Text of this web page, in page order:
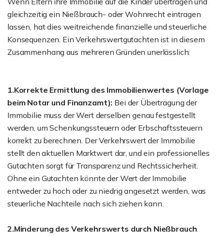
gleichzeitig ein Nießbrauch- oder Wohnrecht eintragen
lassen, hat dies weitreichende finanzielle und steuerliche
Konsequenzen. Ein Verkehrswertgutachten ist in diesem
Zusammenhang aus mehreren Gründen unerlässlich:
1.Korrekte Ermittlung des Immobilienwertes (Vorlage
beim Notar und Finanzamt): Bei der Übertragung der
Immobilie muss der Wert derselben genau festgestellt
werden, um Schenkungssteuern oder Erbschaftssteuern
korrekt zu berechnen. Der Verkehrswert der Immobilie
stellt den aktuellen Marktwert dar, und ein professionelles
Gutachten sorgt für Transparenz und Rechtssicherheit.
Ohne ein Gutachten könnte der Wert der Immobilie
entweder zu hoch oder zu niedrig angesetzt werden, was
steuerliche Nachteile nach sich ziehen kann.
2.Minderung des Verkehrswerts durch Nießbrauch